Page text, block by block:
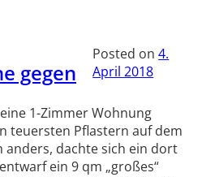
gegen
Posted on4.
April 2018
1-Zimmer Wohnung
teuersten Pflastern auf dem
anders, dachte sich ein dort
ein 9 qm „großes“